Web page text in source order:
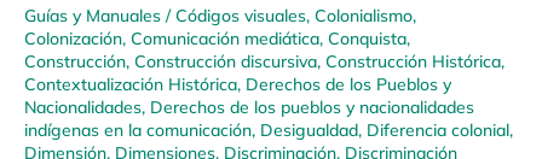
Guías y Manuales /Códigos visuales, Colonialismo,
Colonización, Comunicación mediática, Conquista,
Construcción, Construcción discursiva, Construcción Histórica,
Contextualización Histórica, Derechos de los Pueblos y
Nacionalidades, Derechos de los pueblos y nacionalidades
indígenas en la comunicación, Desigualdad, Diferencia colonial,
Dimensión, Dimensiones, Discriminación, Discriminación